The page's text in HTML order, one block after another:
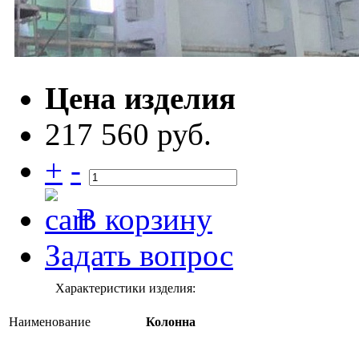
Цена изделия
217 560 руб.
+ -
В корзину
Задать вопрос
Характеристики изделия:
Наименование Колонна